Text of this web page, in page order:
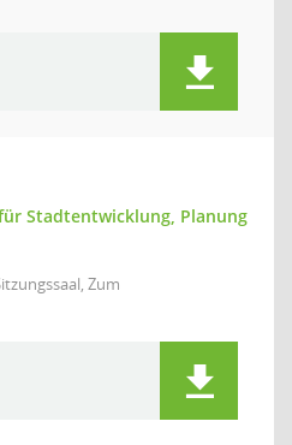
Stadtentwicklung, Planung
Zum